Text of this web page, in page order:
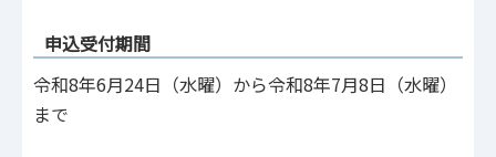
申込受付期間
令和8年6月24日（水曜）から令和8年7月8日（水曜）
まで